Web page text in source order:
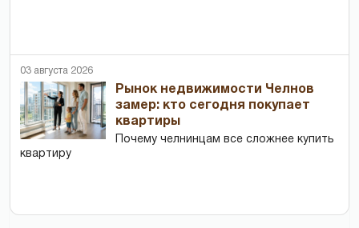
03 августа 2026
Рынок недвижимости Челнов
замер: кто сегодня покупает
квартиры
Почему челнинцам все сложнее купить
квартиру